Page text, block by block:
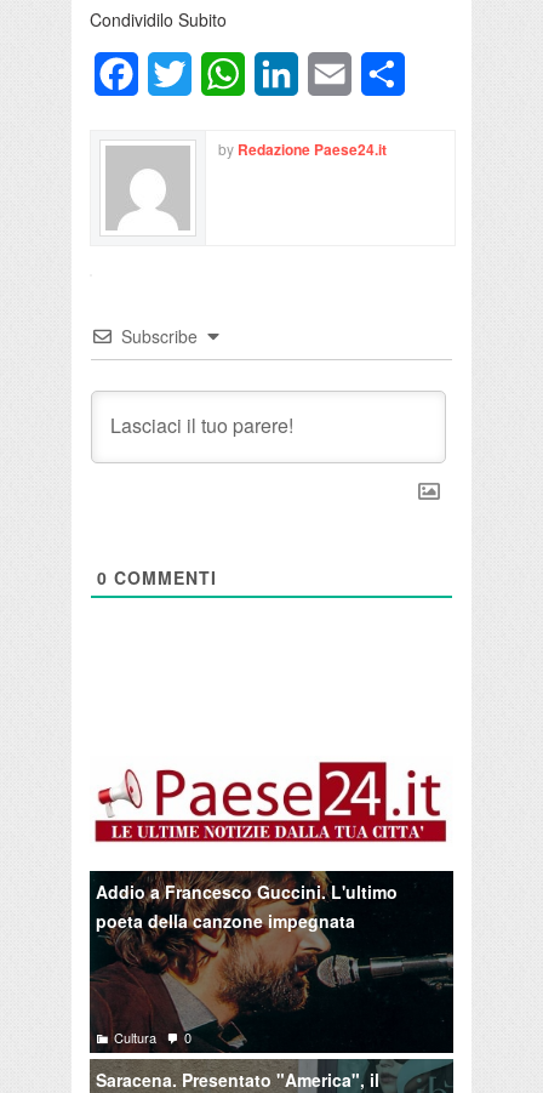
Condividilo Subito
FacebookTwitter WhatsAppLinkedInEmail
by Redazione Paese24.it
Subscribe
0 COMMENTI
Addio a Francesco Guccini. L'ultimo
poeta della canzone impegnata
Cultura 0
Saracena. Presentato "America", il